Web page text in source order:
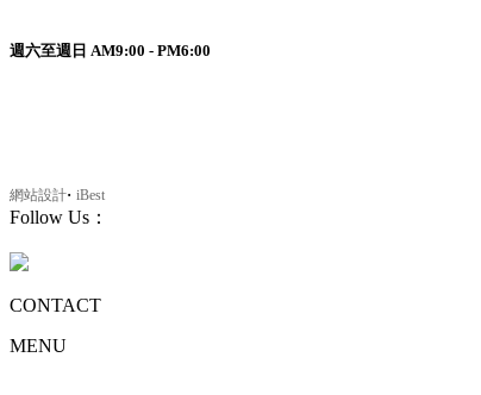
週六至週日 AM9:00 - PM6:00
網站設計‧ iBest
Follow Us：
CONTACT
MENU